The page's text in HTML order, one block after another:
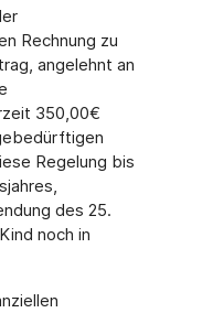
Rechnung zu
angelehnt an
350,00€
Regelung bis
des 25.
noch in